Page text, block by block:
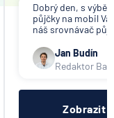
Dobrý den, s
půjčky na mobil
náš srovnávač
půjček. Pro získání
nákupu na
dostatečný
Jan Budín
Redaktor
Zobrazit